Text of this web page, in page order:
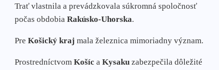
Trať vlastnila a prevádzkovala súkromná spoločnosť
počas obdobia Rakúsko-Uhorska.
Pre Košický kraj mala železnica mimoriadny význam.
Prostredníctvom Košíc a Kysaku zabezpečila dôležité